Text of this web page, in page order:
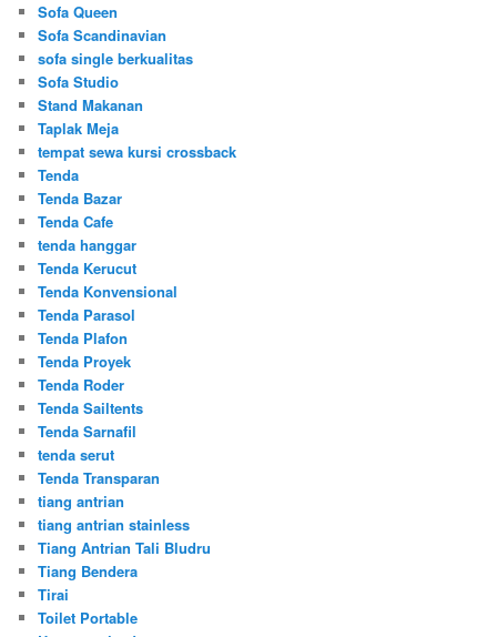
Sofa Queen
Sofa Scandinavian
sofa single berkualitas
Sofa Studio
Stand Makanan
Taplak Meja
tempat sewa kursi crossback
Tenda
Tenda Bazar
Tenda Cafe
tenda hanggar
Tenda Kerucut
Tenda Konvensional
Tenda Parasol
Tenda Plafon
Tenda Proyek
Tenda Roder
Tenda Sailtents
Tenda Sarnafil
tenda serut
Tenda Transparan
tiang antrian
tiang antrian stainless
Tiang Antrian Tali Bludru
Tiang Bendera
Tirai
Toilet Portable